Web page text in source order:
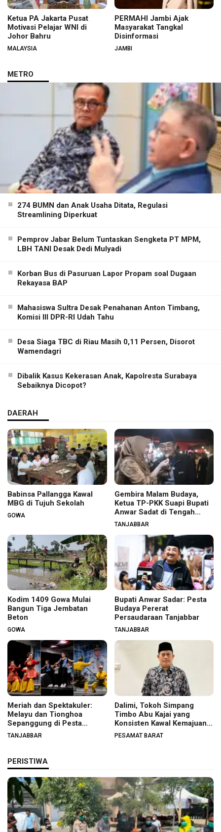
Ketua PA Jakarta Pusat
Motivasi Pelajar WNI di
Johor Bahru
MALAYSIA
PERMAHI Jambi Ajak
Masyarakat Tangkal
Disinformasi
JAMBI
METRO
274 BUMN dan Anak Usaha Ditata, Regulasi
Streamlining Diperkuat
Pemprov Jabar Belum Tuntaskan Sengketa PT MPM,
LBH TANI Desak Dedi Mulyadi
Korban Bus di Pasuruan Lapor Propam soal Dugaan
Rekayasa BAP
Mahasiswa Sultra Desak Penahanan Anton Timbang,
Komisi III DPR-RI Udah Tahu
Desa Siaga TBC di Riau Masih 0,11 Persen, Disorot
Wamendagri
Dibalik Kasus Kekerasan Anak, Kapolresta Surabaya
Sebaiknya Dicopot?
DAERAH
Babinsa Pallangga Kawal
MBG di Tujuh Sekolah
GOWA
Gembira Malam Budaya,
Ketua TP-PKK Suapi Bupati
Anwar Sadat di Tengah
Warga
TANJABBAR
Kodim 1409 Gowa Mulai
Bangun Tiga Jembatan
Beton
GOWA
Bupati Anwar Sadar: Pesta
Budaya Pererat
Persaudaraan Tanjabbar
TANJABBAR
Meriah dan Spektakuler:
Melayu dan Tionghoa
Sepanggung di Pesta
Budaya Tanjabbar
TANJABBAR
Dalimi, Tokoh Simpang
Timbo Abu Kajai yang
Konsisten Kawal Kemajuan
Nagari
PESAMAT BARAT
PERISTIWA